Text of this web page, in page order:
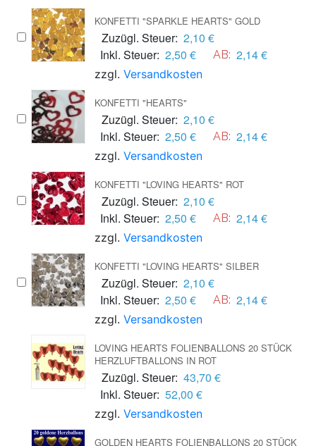
KONFETTI "SPARKLE HEARTS" GOLD
Zuzügl. Steuer: 2,10 €
Inkl. Steuer: 2,50 € AB: 2,14 €
zzgl. Versandkosten
KONFETTI "HEARTS"
Zuzügl. Steuer: 2,10 €
Inkl. Steuer: 2,50 € AB: 2,14 €
zzgl. Versandkosten
KONFETTI "LOVING HEARTS" ROT
Zuzügl. Steuer: 2,10 €
Inkl. Steuer: 2,50 € AB: 2,14 €
zzgl. Versandkosten
KONFETTI "LOVING HEARTS" SILBER
Zuzügl. Steuer: 2,10 €
Inkl. Steuer: 2,50 € AB: 2,14 €
zzgl. Versandkosten
LOVING HEARTS FOLIENBALLONS 20 STÜCK
HERZLUFTBALLONS IN ROT
Zuzügl. Steuer: 43,70 €
Inkl. Steuer: 52,00 €
zzgl. Versandkosten
GOLDEN HEARTS FOLIENBALLONS 20 STÜCK